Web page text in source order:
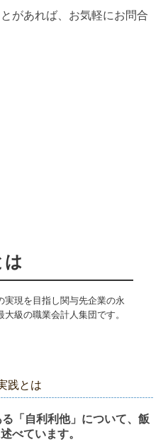
があれば、お気軽にお問合
は
実現を目指し関与先企業の永
級の職業会計人集団です。
践とは
「自利利他」について、飯
べています。